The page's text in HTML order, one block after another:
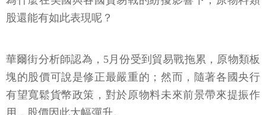
股還能有如此表現呢？
華爾街分析師認為，5月份受到貿易戰拖累，原物類板
塊的股價可說是修正最嚴重的；然而，隨著各國央行
有望寬鬆貨幣政策，對於原物料未來前景帶來提振作
用，股價因此大幅彈升。